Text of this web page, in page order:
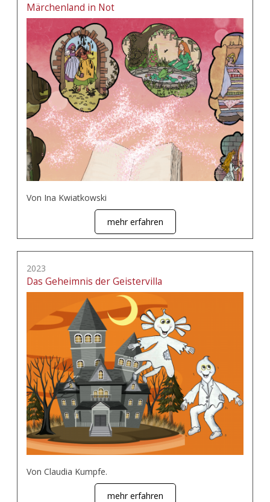
Märchenland in Not
Von Ina Kwiatkowski
mehr erfahren
2023
Das Geheimnis der Geistervilla
Von Claudia Kumpfe.
mehr erfahren